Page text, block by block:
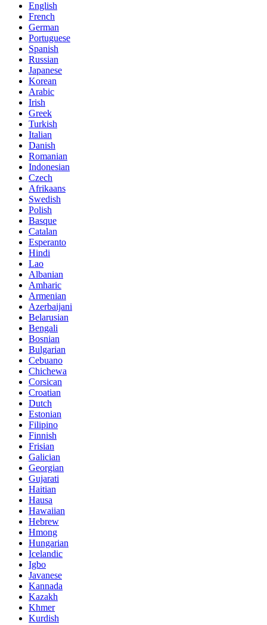
English
French
German
Portuguese
Spanish
Russian
Japanese
Korean
Arabic
Irish
Greek
Turkish
Italian
Danish
Romanian
Indonesian
Czech
Afrikaans
Swedish
Polish
Basque
Catalan
Esperanto
Hindi
Lao
Albanian
Amharic
Armenian
Azerbaijani
Belarusian
Bengali
Bosnian
Bulgarian
Cebuano
Chichewa
Corsican
Croatian
Dutch
Estonian
Filipino
Finnish
Frisian
Galician
Georgian
Gujarati
Haitian
Hausa
Hawaiian
Hebrew
Hmong
Hungarian
Icelandic
Igbo
Javanese
Kannada
Kazakh
Khmer
Kurdish